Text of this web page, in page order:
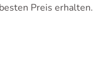
Preis erhalten.